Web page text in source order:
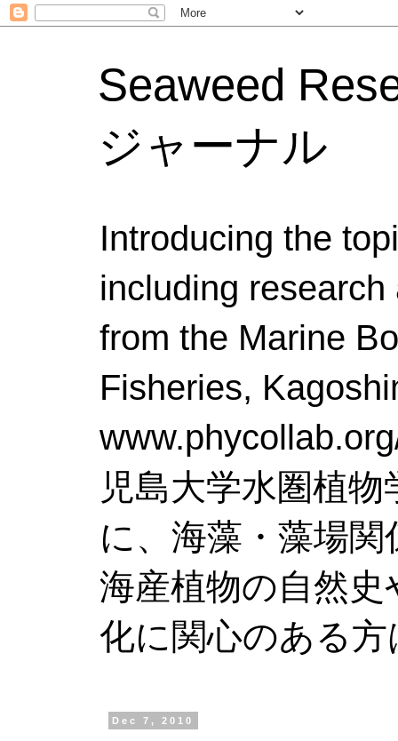
Seaweed
ジャーナル
Introducing the
including
from the Marine
Fisheries,
児島大学水圏植
に、海藻・藻場
海産植物の自然
化に関心のある
Dec 7, 2010